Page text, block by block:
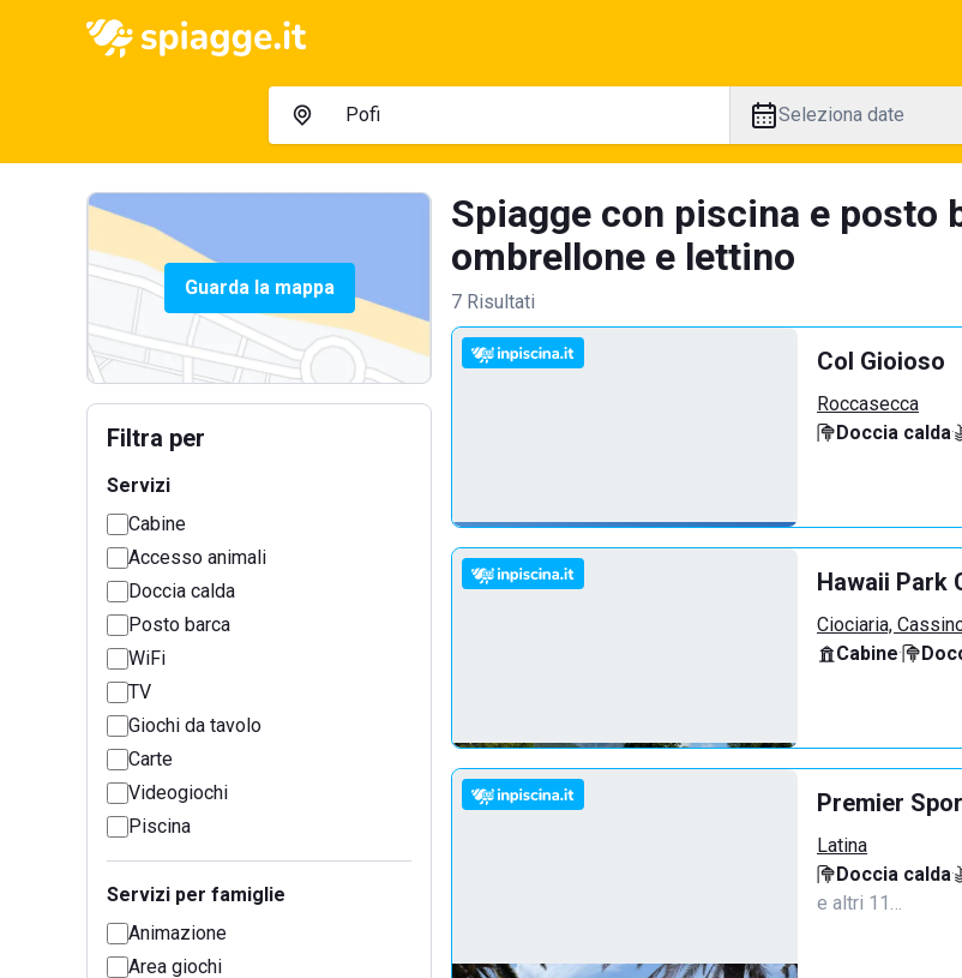
Seleziona date
Guarda la mappa
Filtra per
Servizi
Cabine
Accesso animali
Doccia calda
Posto barca
WiFi
TV
Giochi da tavolo
Carte
Videogiochi
Piscina
Servizi per famiglie
Animazione
Area giochi
Spiagge con piscina e posto
ombrellone e lettino
7 Risultati
Col Gioioso
Roccasecca
Doccia calda·
Hawaii Park
Ciociaria,
Cabine·
Premier
Latina
Doccia calda·
e altri 11…